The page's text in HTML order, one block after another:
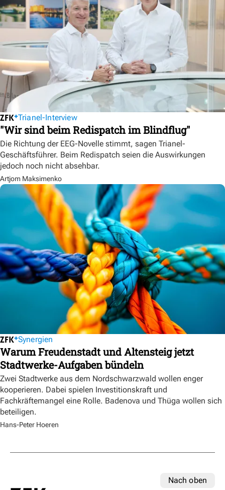
Trianel-Interview
"Wir sind beim Redispatch im Blindflug"
Die Richtung der EEG-Novelle stimmt, sagen Trianel-
Geschäftsführer. Beim Redispatch seien die Auswirkungen
jedoch noch nicht absehbar.
Artjom Maksimenko
Synergien
Warum Freudenstadt und Altensteig jetzt
Stadtwerke-Aufgaben bündeln
Zwei Stadtwerke aus dem Nordschwarzwald wollen enger
kooperieren. Dabei spielen Investitionskraft und
Fachkräftemangel eine Rolle. Badenova und Thüga wollen sich
beteiligen.
Hans-Peter Hoeren
Nach oben